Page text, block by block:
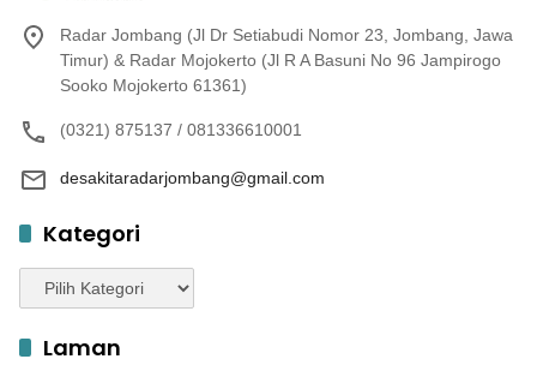
Radar Jombang (Jl Dr Setiabudi Nomor 23, Jombang, Jawa
Timur) & Radar Mojokerto (Jl R A Basuni No 96 Jampirogo
Sooko Mojokerto 61361)
(0321) 875137 / 081336610001
desakitaradarjombang@gmail.com
Kategori
Kategori
Laman